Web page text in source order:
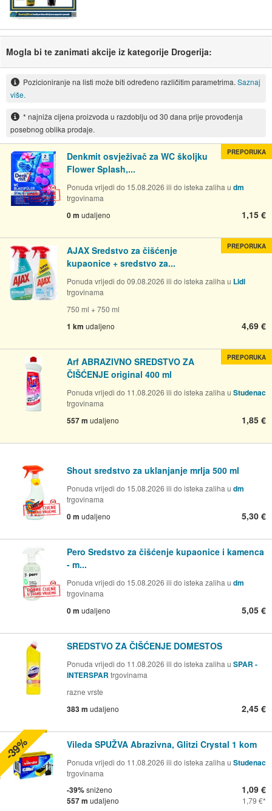
Mogla bi te zanimati akcije iz kategorije Drogerija:
Pozicioniranje na listi može biti određeno različitim parametrima. Saznaj
više.
* najniža cijena proizvoda u razdoblju od 30 dana prije provođenja
posebnog oblika prodaje.
Denkmit osvježivač za WC školjku
Flower Splash,...
Ponuda vrijedi do 15.08.2026 ili do isteka zaliha u dm
trgovinama
0 m udaljeno 1,15 €
PREPORUKA
AJAX Sredstvo za čišćenje
kupaonice + sredstvo za...
Ponuda vrijedi do 09.08.2026 ili do isteka zaliha u Lidl
trgovinama
750 ml + 750 ml
1 km udaljeno 4,69 €
PREPORUKA
Arf ABRAZIVNO SREDSTVO ZA
ČIŠĆENJE original 400 ml
Ponuda vrijedi do 11.08.2026 ili do isteka zaliha u Studenac
trgovinama
557 m udaljeno 1,85 €
PREPORUKA
Shout sredstvo za uklanjanje mrlja 500 ml
Ponuda vrijedi do 15.08.2026 ili do isteka zaliha u dm
trgovinama
0 m udaljeno 5,30 €
Pero Sredstvo za čišćenje kupaonice i kamenca
- m...
Ponuda vrijedi do 15.08.2026 ili do isteka zaliha u dm
trgovinama
0 m udaljeno 5,05 €
SREDSTVO ZA ČIŠĆENJE DOMESTOS
Ponuda vrijedi do 11.08.2026 ili do isteka zaliha u SPAR -
INTERSPAR trgovinama
razne vrste
383 m udaljeno 2,45 €
Vileda SPUŽVA Abrazivna, Glitzi Crystal 1 kom
Ponuda vrijedi do 11.08.2026 ili do isteka zaliha u Studenac
trgovinama
-39%sniženo
557 m udaljeno
1,09 €
1,79 €
-39%